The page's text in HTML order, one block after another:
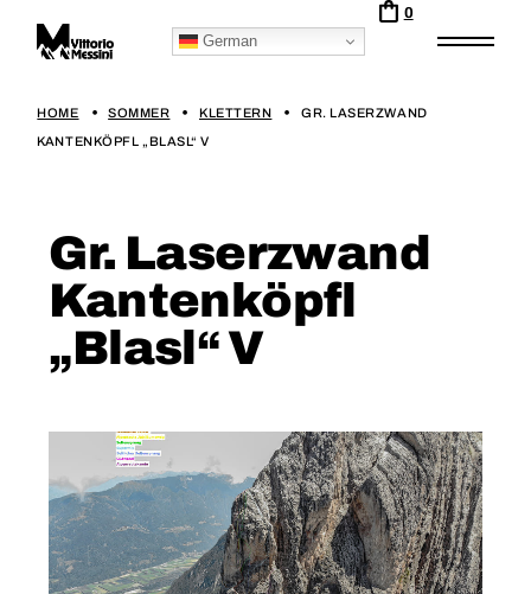
German
0
HOME SOMMER KLETTERN
GR. LASERZWAND
KANTENKÖPFL „BLASL“ V
Gr. Laserzwand
Kantenköpfl
„Blasl“ V